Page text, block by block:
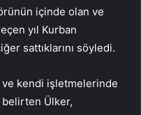
içinde olan ve
yıl Kurban
sattıklarını söyledi.
ve kendi işletmelerinde
Ülker,